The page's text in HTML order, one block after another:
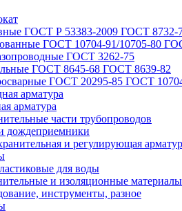
ГОСТ Р 53383-2009 ГОСТ
ГОСТ 10704-91/10705-80
ГОСТ 3262-75
ГОСТ 8645-68 ГОСТ 8639-82
ГОСТ 20295-85 ГОСТ
арматура
арматура
части трубопроводов
дождеприемники
и регулирующая
для воды
и изоляционные материалы
инструменты, разное